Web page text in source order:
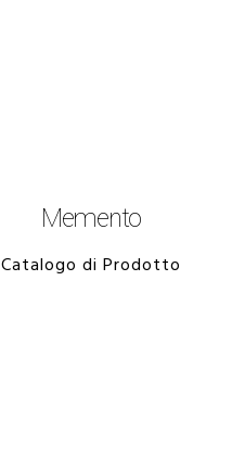
Memento
Catalogo di Prodotto